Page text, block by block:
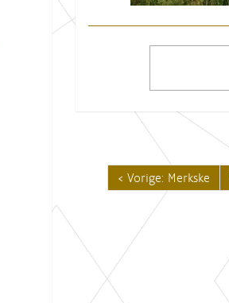
Vorige: Merkske